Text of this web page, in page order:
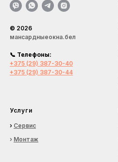
© 2026
мансардныеокна.бел
📞 Телефоны:
+375 (29) 387-30-40
+375 (29) 387-30-44
Услуги
› Сервис
› Монтаж